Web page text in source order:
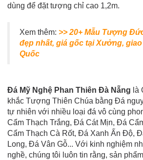
dùng để đặt tượng chỉ cao 1,2m.
Xem thêm: >> 20+ Mẫu Tượng
đẹp nhất, giá gốc tại Xưởng,
Quốc
Đá Mỹ Nghệ Phan Thiên Đà Nẵng là
khắc Tượng Thiên Chúa bằng Đá
tự nhiên với nhiều loại đá vô cùng
Cẩm Thạch Trắng, Đá Cát Mịn, Đá
Cẩm Thạch Cà Rốt, Đá Xanh Ấn Độ,
Long, Đá Vân Gỗ... Với kinh nghiệm
nghề, chúng tôi luôn tin rằng, sản